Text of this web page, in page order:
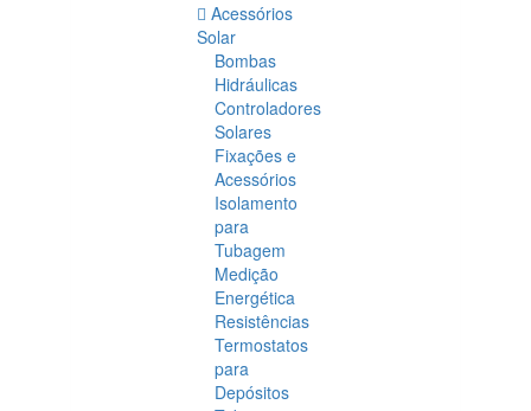
Acessórios
Solar
Bombas
Hidráulicas
Controladores
Solares
Fixações e
Acessórios
Isolamento
para
Tubagem
Medição
Energética
Resistências
Termostatos
para
Depósitos